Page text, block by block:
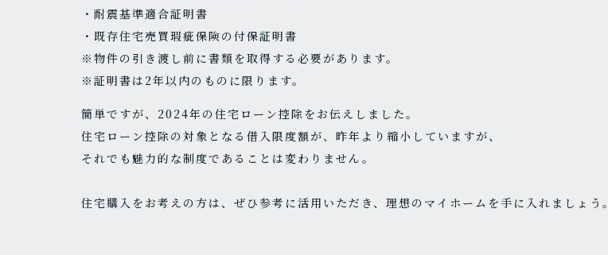
・耐震基準適合証明書
・既存住宅売買瑕疵保険の付保証明書
※物件の引き渡し前に書類を取得する必要があります。
※証明書は2年以内のものに限ります。
簡単ですが、2024年の住宅ローン控除をお伝えしました。
住宅ローン控除の対象となる借入限度額が、昨年より縮小していますが、
それでも魅力的な制度であることは変わりません。
住宅購入をお考えの方は、ぜひ参考に活用いただき、理想のマイホームを手に入れましょう。